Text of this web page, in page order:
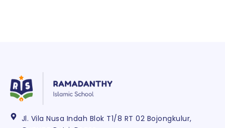
Jl. Vila Nusa Indah Blok T1/8 RT 02 Bojongkulur,